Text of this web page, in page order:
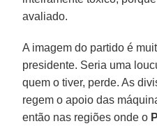
avaliado.
A imagem do partido é
presidente. Seria uma
quem o tiver, perde. As
regem o apoio das
então nas regiões onde o